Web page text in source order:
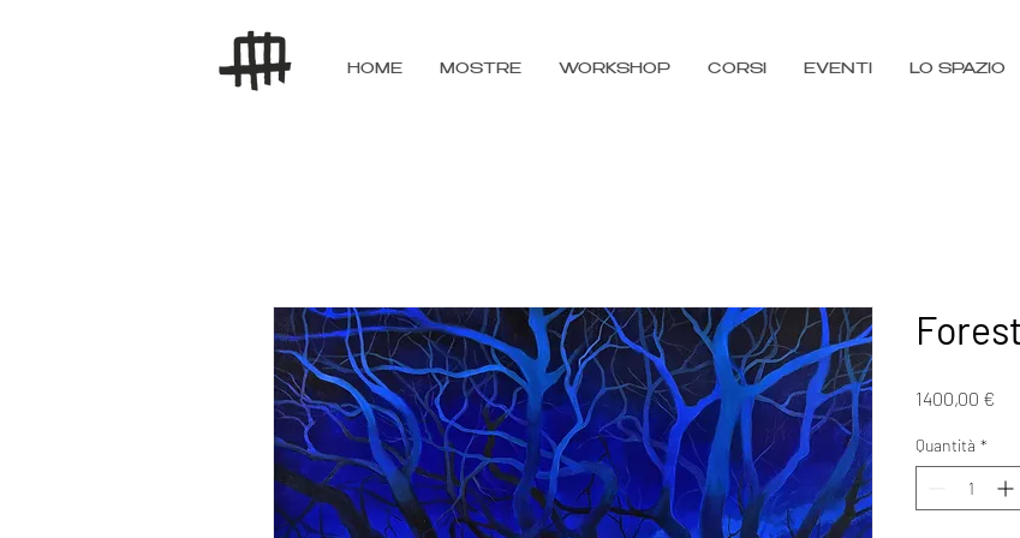
HOME MOSTRE WORKSHOP CORSI EVENTI LO SPAZIO
1400,00 €
Quantità *